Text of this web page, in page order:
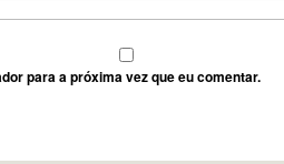
para a próxima vez que eu comentar.